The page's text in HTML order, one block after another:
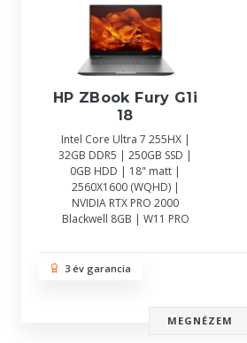
HP ZBook Fury G1i
18
Intel Core Ultra 7 255HX |
32GB DDR5 | 250GB SSD |
0GB HDD | 18" matt |
2560X1600 (WQHD) |
NVIDIA RTX PRO 2000
Blackwell 8GB | W11 PRO
3 év garancia
MEGNÉZEM